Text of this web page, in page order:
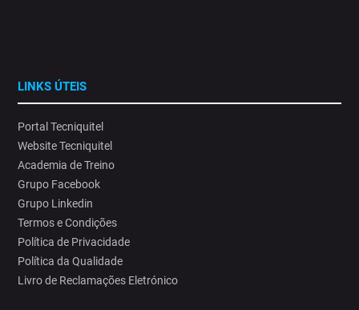
LINKS ÚTEIS
Portal Tecniquitel
Website Tecniquitel
Academia de Treino
Grupo Facebook
Grupo Linkedin
Termos e Condições
Política de Privacidade
Política da Qualidade
Livro de Reclamações Eletrónico